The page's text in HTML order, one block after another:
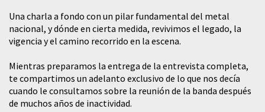
​Una charla a fondo con un pilar fundamental del metal
nacional, y dónde en cierta medida, revivimos el legado, la
vigencia y el camino recorrido en la escena.
Mientras preparamos la entrega de la entrevista completa,
te compartimos un adelanto exclusivo de lo que nos decía
cuando le consultamos sobre la reunión de la banda después
de muchos años de inactividad.